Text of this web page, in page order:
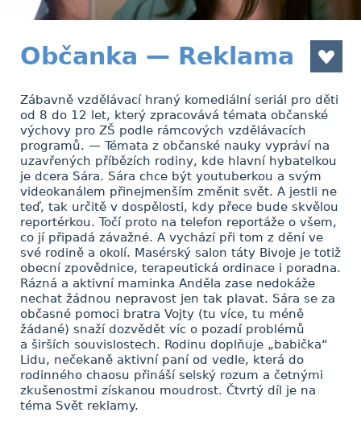
Občanka — Reklama
Zábavně vzdělávací hraný komediální seriál pro děti
od 8 do 12 let, který zpracovává témata občanské
výchovy pro ZŠ podle rámcových vzdělávacích
programů. — Témata z občanské nauky vypráví na
uzavřených příbězích rodiny, kde hlavní hybatelkou
je dcera Sára. Sára chce být youtuberkou a svým
videokanálem přinejmenším změnit svět. A jestli ne
teď, tak určitě v dospělosti, kdy přece bude skvělou
reportérkou. Točí proto na telefon reportáže o všem,
co jí připadá závažné. A vychází při tom z dění ve
své rodině a okolí. Masérský salon táty Bivoje je totiž
obecní zpovědnice, terapeutická ordinace i poradna.
Rázná a aktivní maminka Anděla zase nedokáže
nechat žádnou nepravost jen tak plavat. Sára se za
občasné pomoci bratra Vojty (tu více, tu méně
žádané) snaží dozvědět víc o pozadí problémů
a širších souvislostech. Rodinu doplňuje „babička“
Lidu, nečekaně aktivní paní od vedle, která do
rodinného chaosu přináší selský rozum a četnými
zkušenostmi získanou moudrost. Čtvrtý díl je na
téma Svět reklamy.